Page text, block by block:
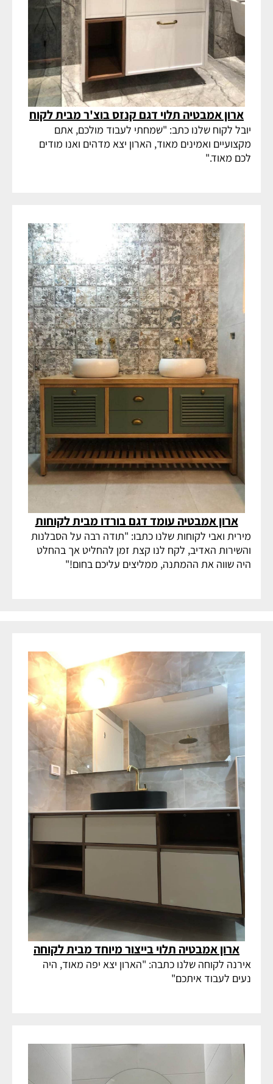
ארון אמבטיה תלוי דגם קנזס בוצ'ר מבית לקוח
יובל לקוח שלנו כתב: "שמחתי לעבוד מולכם, אתם
מקצועיים ואמינים מאוד, הארון יצא מדהים ואנו מודים
לכם מאוד."
ארון אמבטיה עומד דגם בורדו מבית לקוחות
מירית ואבי לקוחות שלנו כתבו: "תודה רבה על הסבלנות
והשירות האדיב, לקח לנו קצת זמן להחליט אך בהחלט
היה שווה את ההמתנה, ממליצים עליכם בחום!"
ארון אמבטיה תלוי בייצור מיוחד מבית לקוחה
אירנה לקוחה שלנו כתבה: "הארון יצא יפה מאוד, היה
נעים לעבוד איתכם"